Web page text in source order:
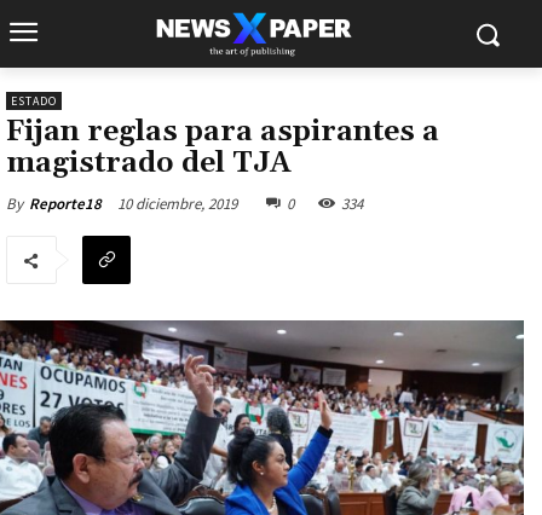
ESTADO
Fijan reglas para aspirantes a
magistrado del TJA
By Reporte18 10 diciembre, 2019 0 334